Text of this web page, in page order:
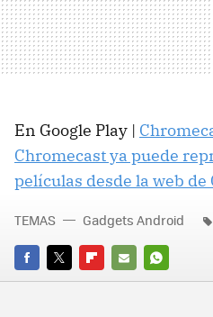
En Google Play |
Chromecast ya puede
películas desde la web de
FACEBOOK
TWITTERFLIPBOARD
E-
WHATSAPP
TEMAS Gadgets Android